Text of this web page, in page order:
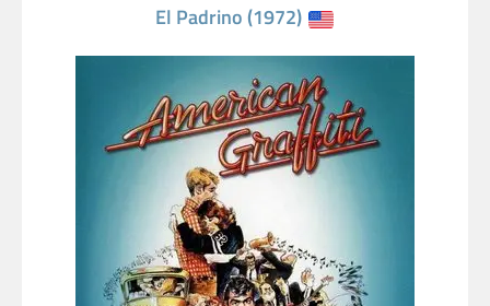
El Padrino (1972)